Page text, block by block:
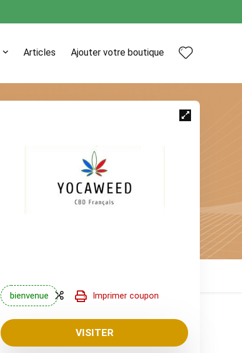
Articles Ajouter votre boutique
bienvenue Imprimer coupon
VISITER